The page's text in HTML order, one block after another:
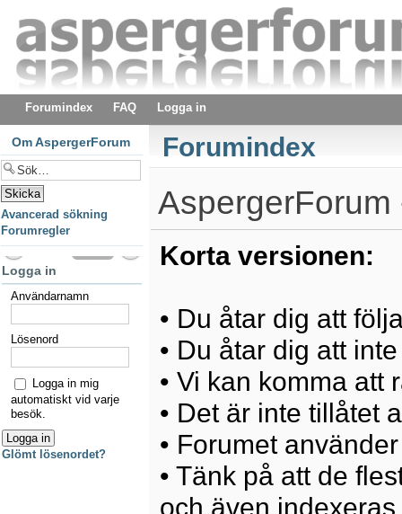
Forumindex FAQ Logga in
Forumindex
AspergerForum
Korta versionen:
• Du åtar dig att
• Du åtar dig att
• Vi kan komma att
• Det är inte tillåtet
• Forumet
• Tänk på att de
och även
Om AspergerForum
Avancerad sökning
Forumregler
Logga in
Användarnamn
Lösenord
Logga in mig
automatiskt vid varje
besök.
Glömt lösenordet?